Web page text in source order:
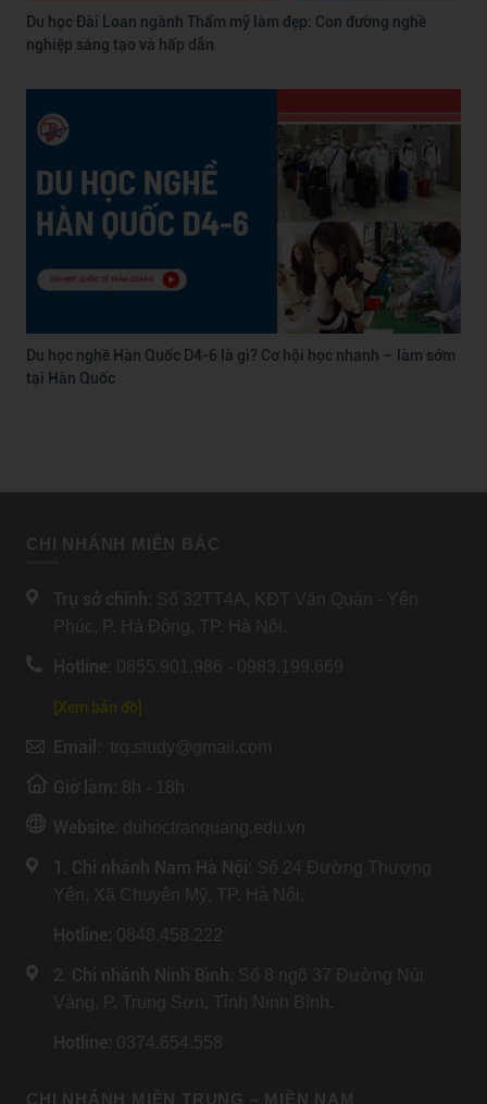
Du học Đài Loan ngành Thẩm mỹ làm đẹp: Con đường nghề
nghiệp sáng tạo và hấp dẫn
Du học nghề Hàn Quốc D4-6 là gì? Cơ hội học nhanh – làm sớm
tại Hàn Quốc
CHI NHÁNH MIỀN BẮC
Trụ sở chính: Số 32TT4A, KĐT Văn Quán - Yên
Phúc, P. Hà Đông, TP. Hà Nội.
Hotline: 0855.901.986 - 0983.199.669
[Xem bản đồ]
Email: trq.study@gmail.com
Giờ làm: 8h - 18h
Website: duhoctranquang.edu.vn
1. Chi nhánh Nam Hà Nội: Số 24 Đường Thượng
Yên, Xã Chuyên Mỹ, TP. Hà Nội.
Hotline: 0848.458.222
2. Chi nhánh Ninh Bình: Số 8 ngõ 37 Đường Núi
Vàng, P. Trung Sơn, Tỉnh Ninh Bình.
Hotline: 0374.654.558
CHI NHÁNH MIỀN TRUNG – MIỀN NAM